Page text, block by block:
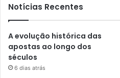
Notícias Recentes
A evolução histórica das
apostas ao longo dos
séculos
6 dias atrás